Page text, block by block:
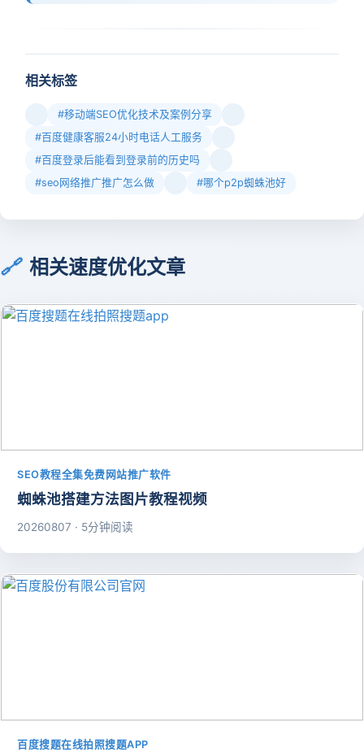
相关标签
#移动端SEO优化技术及案例分享
#百度健康客服24小时电话人工服务
#百度登录后能看到登录前的历史吗
#seo网络推广推广怎么做
#哪个p2p蜘蛛池好
🔗 相关速度优化文章
SEO教程全集免费网站推广软件
蜘蛛池搭建方法图片教程视频
20260807 · 5分钟阅读
百度搜题在线拍照搜题APP